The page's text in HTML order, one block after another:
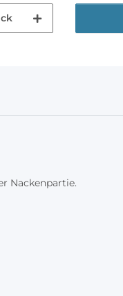
Nackenpartie.